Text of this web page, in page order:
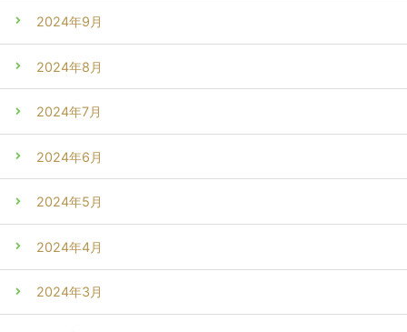
2024年9月
2024年8月
2024年7月
2024年6月
2024年5月
2024年4月
2024年3月